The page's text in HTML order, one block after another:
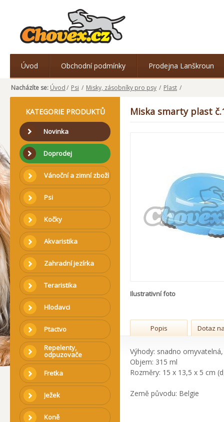
Úvod Obchodní podmínky Prodejna Lanškroun
Nacházíte se: Úvod/ Psi / Misky, zásobníky pro psy / Plast /
KATEGORIE PRODUKTŮ
Novinka
Doprodej
Vánoční a zimní zboží
Psi
Kočky
Akvaristika
Zahradní jezírka
Teraristika
Hlodavci
Ptactvo
Repelenty,
odpuzovače
Fretka
Ježek
Koně
Miska smarty plast
Ilustrativní foto
Popis Dotaz
Výhody: snadno
Objem: 315 ml
Rozměry: 15 x 13,5 x 5 cm
Země původu: Belgie